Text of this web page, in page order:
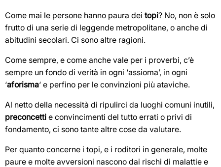
Come mai le persone hanno paura dei topi? No, non è solo
frutto di una serie di leggende metropolitane, o anche di
abitudini secolari. Ci sono altre ragioni.
Come sempre, e come anche vale per i proverbi, c’è
sempre un fondo di verità in ogni ‘assioma’, in ogni
‘aforisma‘ e perfino per le convinzioni più ataviche.
Al netto della necessità di ripulirci da luoghi comuni inutili,
preconcetti e convincimenti del tutto errati o privi di
fondamento, ci sono tante altre cose da valutare.
Per quanto concerne i topi, e i roditori in generale, molte
paure e molte avversioni nascono dai rischi di malattie e